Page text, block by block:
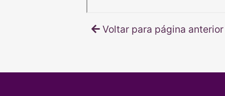
Voltar para página anterior